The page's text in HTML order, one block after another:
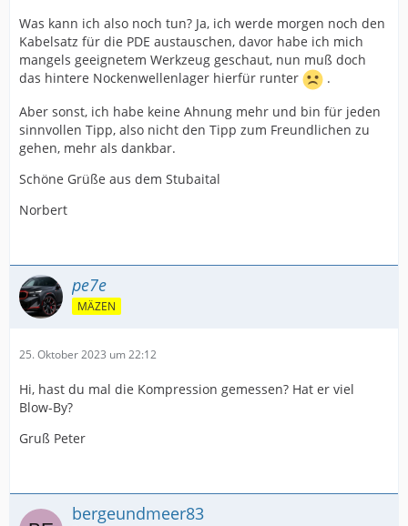
Was kann ich also noch tun? Ja, ich werde morgen noch den
Kabelsatz für die PDE austauschen, davor habe ich mich
mangels geeignetem Werkzeug geschaut, nun muß doch
das hintere Nockenwellenlager hierfür runter
.
Aber sonst, ich habe keine Ahnung mehr und bin für jeden
sinnvollen Tipp, also nicht den Tipp zum Freundlichen zu
gehen, mehr als dankbar.
Schöne Grüße aus dem Stubaital
Norbert
pe7e
MÄZEN
25. Oktober 2023 um 22:12
Hi, hast du mal die Kompression gemessen? Hat er viel
Blow-By?
Gruß Peter
bergeundmeer83